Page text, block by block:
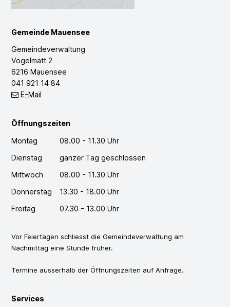
Gemeinde Mauensee
Gemeindeverwaltung
Vogelmatt 2
6216 Mauensee
041 921 14 84
E-Mail
Öffnungszeiten
Montag
08.00 - 11.30 Uhr
Dienstag
ganzer Tag geschlossen
Mittwoch
08.00 - 11.30 Uhr
Donnerstag
13.30 - 18.00 Uhr
Freitag
07.30 - 13.00 Uhr
Vor Feiertagen schliesst die Gemeindeverwaltung am
Nachmittag eine Stunde früher.
Termine ausserhalb der Öffnungszeiten auf Anfrage.
Services